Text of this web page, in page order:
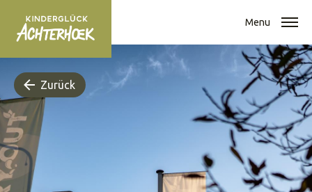
Menu
Zurück